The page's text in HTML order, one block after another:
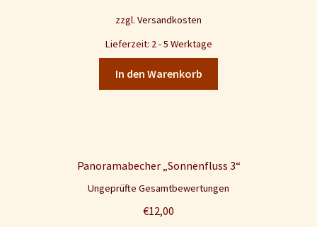
zzgl. Versandkosten
Lieferzeit: 2 - 5 Werktage
In den Warenkorb
Panoramabecher „Sonnenfluss 3“
Ungeprüfte Gesamtbewertungen
€12,00